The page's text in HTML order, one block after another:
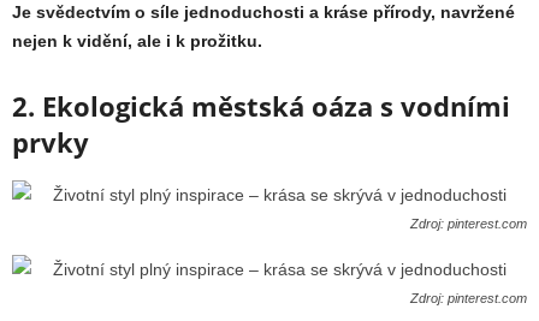
Je svědectvím o síle jednoduchosti a kráse přírody, navržené
nejen k vidění, ale i k prožitku.
2. Ekologická městská oáza s vodními
prvky
Zdroj: pinterest.com
Zdroj: pinterest.com